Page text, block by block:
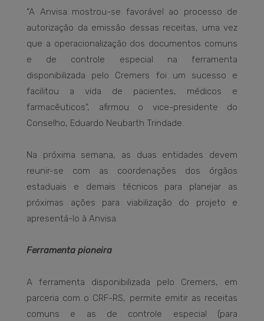
“A Anvisa mostrou-se favorável ao processo de
autorização da emissão dessas receitas, uma vez
que a operacionalização dos documentos comuns
e de controle especial na ferramenta
disponibilizada pelo Cremers foi um sucesso e
facilitou a vida de pacientes, médicos e
farmacêuticos”, afirmou o vice-presidente do
Conselho, Eduardo Neubarth Trindade.
Na próxima semana, as duas entidades devem
reunir-se com as coordenações dos órgãos
estaduais e demais técnicos para planejar as
próximas ações para viabilização do projeto e
apresentá-lo à Anvisa.
Ferramenta pioneira
A ferramenta disponibilizada pelo Cremers, em
parceria com o CRF-RS, permite emitir as receitas
comuns e as de controle especial (para